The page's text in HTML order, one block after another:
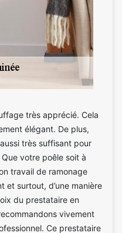
très apprécié. Cela
élégant. De plus,
très suffisant pour
votre poêle soit à
travail de ramonage
surtout, d’une manière
du prestataire en
vivement
Ce prestataire